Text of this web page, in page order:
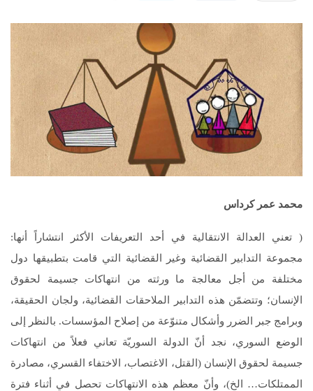
محمد عمر كرداس
( تعني العدالة الانتقالية في أحد التعريفات الأكثر انتشاراً أنها:
مجموعة التدابير القضائية وغير القضائية التي قامت بتطبيقها دول
مختلفة من أجل معالجة ما ورثته من انتهاكات جسيمة لحقوق
الإنسان؛ وتتضمّن هذه التدابير الملاحقات القضائية، ولجان الحقيقة،
وبرامج جبر الضرر وأشكال متنوّعة من إصلاح المؤسسات. بالنظر إلى
الوضع السوري، نجد أنّ الدولة السوريّة تعاني فعلاً من انتهاكات
جسيمة لحقوق الإنسان (القتل، الاغتصاب، الاختفاء القسري، مصادرة
الممتلكات… الخ)، وأنّ معظم هذه الانتهاكات تحصل في أثناء فترة